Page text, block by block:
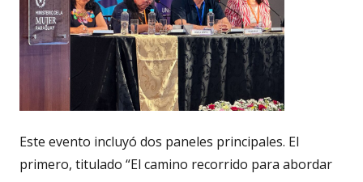
Este evento incluyó dos paneles principales. El
primero, titulado “El camino recorrido para abordar